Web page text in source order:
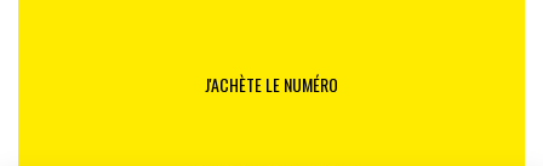
J'ACHÈTE LE NUMÉRO